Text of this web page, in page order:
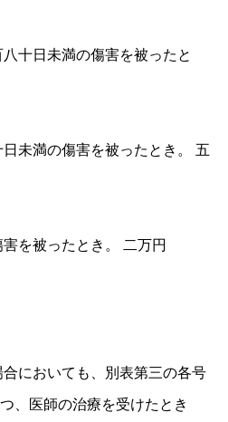
十日未満の傷害を被ったと
未満の傷害を被ったとき。 五
を被ったとき。 二万円
においても、別表第三の各号
、医師の治療を受けたとき